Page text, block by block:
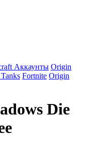
Аккаунты Origin
Fortnite Origin
Die